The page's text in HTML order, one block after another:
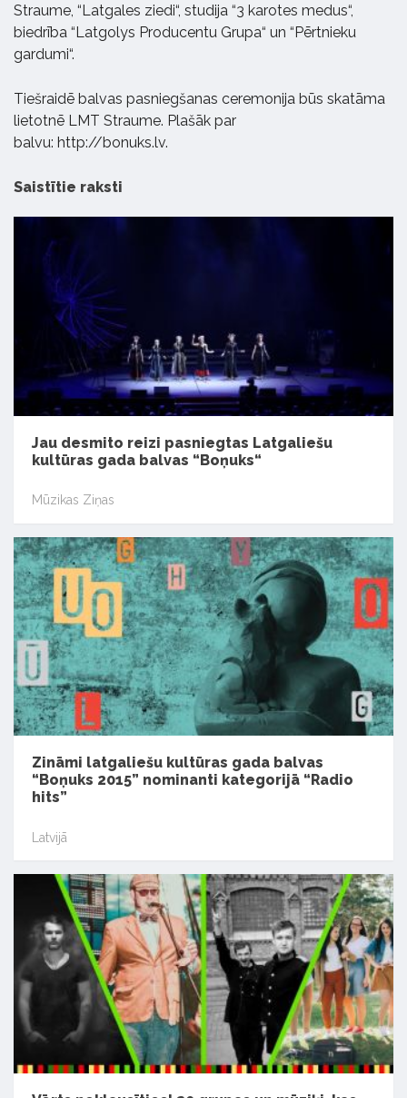
Straume, “Latgales ziedi“, studija “3 karotes medus“,
biedrība “Latgolys Producentu Grupa“ un “Pērtnieku
gardumi“.
Tiešraidē balvas pasniegšanas ceremonija būs skatāma
lietotnē LMT Straume. Plašāk par
balvu: http://bonuks.lv.
Saistītie raksti
Jau desmito reizi pasniegtas Latgaliešu
kultūras gada balvas “Boņuks“
Mūzikas Ziņas
Zināmi latgaliešu kultūras gada balvas
“Boņuks 2015” nominanti kategorijā “Radio
hits”
Latvijā